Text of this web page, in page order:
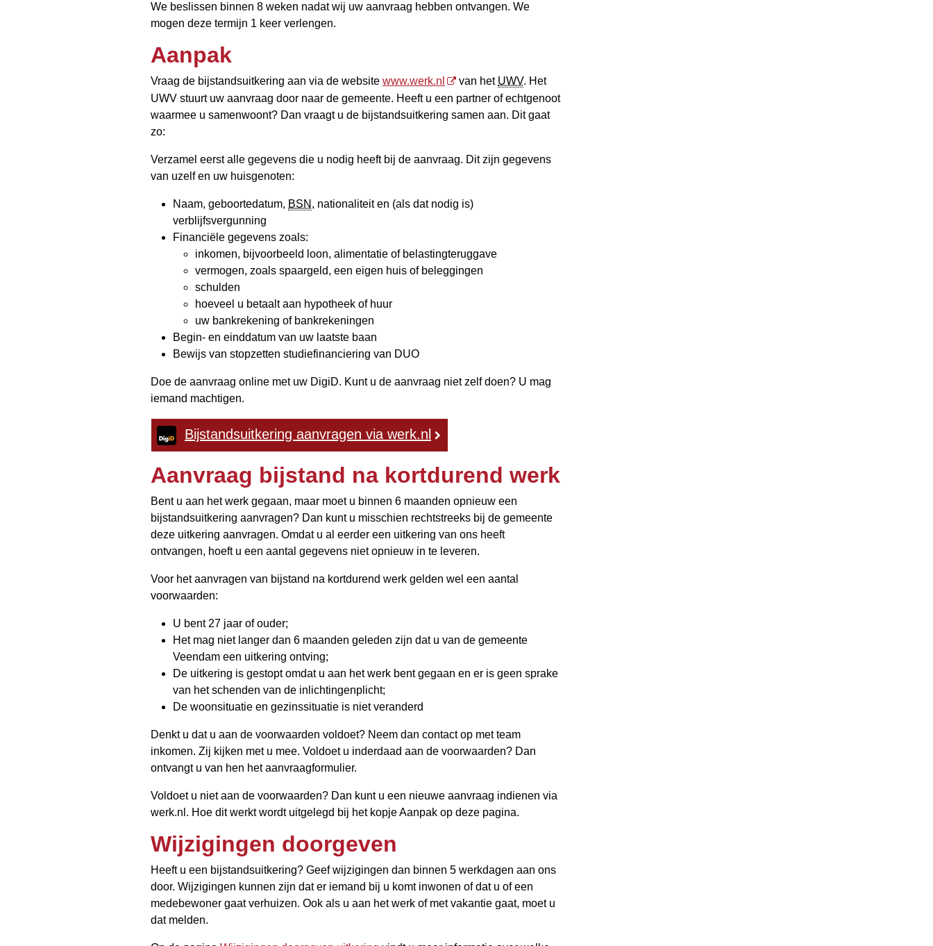
We beslissen binnen 8 weken nadat wij uw aanvraag hebben ontvangen. We
mogen deze termijn 1 keer verlengen.
Aanpak
Vraag de bijstandsuitkering aan via de website www.werk.nl van het UWV. Het
UWV stuurt uw aanvraag door naar de gemeente. Heeft u een partner of echtgenoot
waarmee u samenwoont? Dan vraagt u de bijstandsuitkering samen aan. Dit gaat
zo:
Verzamel eerst alle gegevens die u nodig heeft bij de aanvraag. Dit zijn gegevens
van uzelf en uw huisgenoten:
Naam, geboortedatum, BSN , nationaliteit en (als dat nodig is)
verblijfsvergunning
Financiële gegevens zoals:
inkomen, bijvoorbeeld loon, alimentatie of belastingteruggave
vermogen, zoals spaargeld, een eigen huis of beleggingen
schulden
hoeveel u betaalt aan hypotheek of huur
uw bankrekening of bankrekeningen
Begin- en einddatum van uw laatste baan
Bewijs van stopzetten studiefinanciering van DUO
Doe de aanvraag online met uw DigiD. Kunt u de aanvraag niet zelf doen? U mag
iemand machtigen.
Bijstandsuitkering aanvragen via werk.nl
Aanvraag bijstand na kortdurend werk
Bent u aan het werk gegaan, maar moet u binnen 6 maanden opnieuw een
bijstandsuitkering aanvragen? Dan kunt u misschien rechtstreeks bij de gemeente
deze uitkering aanvragen. Omdat u al eerder een uitkering van ons heeft
ontvangen, hoeft u een aantal gegevens niet opnieuw in te leveren.
Voor het aanvragen van bijstand na kortdurend werk gelden wel een aantal
voorwaarden:
U bent 27 jaar of ouder;
Het mag niet langer dan 6 maanden geleden zijn dat u van de gemeente
Veendam een uitkering ontving;
De uitkering is gestopt omdat u aan het werk bent gegaan en er is geen sprake
van het schenden van de inlichtingenplicht;
De woonsituatie en gezinssituatie is niet veranderd
Denkt u dat u aan de voorwaarden voldoet? Neem dan contact op met team
inkomen. Zij kijken met u mee. Voldoet u inderdaad aan de voorwaarden? Dan
ontvangt u van hen het aanvraagformulier.
Voldoet u niet aan de voorwaarden? Dan kunt u een nieuwe aanvraag indienen via
werk.nl. Hoe dit werkt wordt uitgelegd bij het kopje Aanpak op deze pagina.
Wijzigingen doorgeven
Heeft u een bijstandsuitkering? Geef wijzigingen dan binnen 5 werkdagen aan ons
door. Wijzigingen kunnen zijn dat er iemand bij u komt inwonen of dat u of een
medebewoner gaat verhuizen. Ook als u aan het werk of met vakantie gaat, moet u
dat melden.